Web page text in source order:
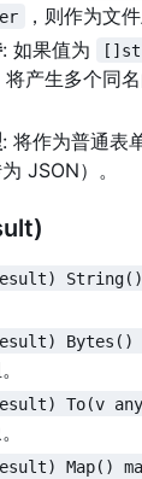
，则作为文件
: 如果值为
将产生多个同
: 将作为普通表
JSON） 。
To(v
Map()